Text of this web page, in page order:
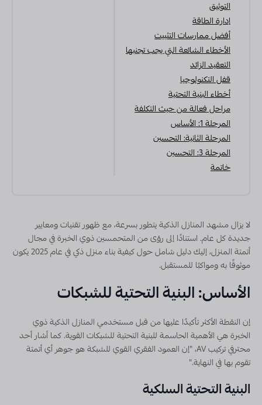
التوثيق
إدارة الطاقة
أفضل ممارسات التثبيت
الأخطاء الشائعة التي يجب تجنبها
التعقيد الزائد
قفل التكنولوجيا
أخطاء البنية التحتية
مراحل فعالة من حيث التكلفة
المرحلة 1: الأساس
المرحلة الثانية: التحسين
المرحلة 3: التحسين
خاتمة
لا يزال مشهد المنازل الذكية يتطور بسرعة، مع ظهور تقنيات ومعايير
جديدة كل عام. استنادًا إلى رؤى من المتحمسين ذوي الخبرة في مجال
أتمتة المنزل، إليك دليل شامل حول كيفية بناء منزل ذكي في عام 2025 يكون
موثوقًا به ومواكبًا للمستقبل.
الأساس: البنية التحتية للشبكات
إن النقطة الأكثر تأكيدًا عليها من قبل مستخدمي المنازل الذكية ذوي
الخبرة هي الأهمية الحاسمة للبنية التحتية للشبكات القوية. كما أشار أحد
محترفي تركيب AV، "إن العمود الفقري القوي للشبكة هو جوهر أي أتمتة
تقوم بها في النهاية."
البنية التحتية السلكية